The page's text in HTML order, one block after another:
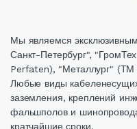
Мы являемся
Санкт-Петербург",
Perfaten), "Металлург" (ТМ
Любые виды
заземления, креплений
фальшполов и
кратчайшие сроки.